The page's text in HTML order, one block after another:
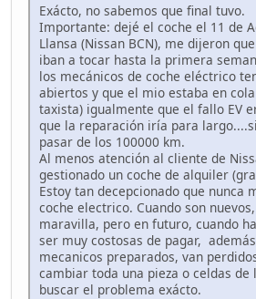
Exácto, no sabemos que final tuvo.
Importante: dejé el coche el 11 de
Llansa (Nissan BCN), me dijeron
iban a tocar hasta la primera
los mecánicos de coche eléctrico
abiertos y que el mio estaba en
taxista) igualmente que el fallo EV
que la reparación iría para
pasar de los 100000 km.
Al menos atención al cliente de
gestionado un coche de alquiler
Estoy tan decepcionado que nunca
coche electrico. Cuando son
maravilla, pero en futuro, cuando
ser muy costosas de pagar,
mecanicos preparados, van
cambiar toda una pieza o celdas de
buscar el problema exácto.